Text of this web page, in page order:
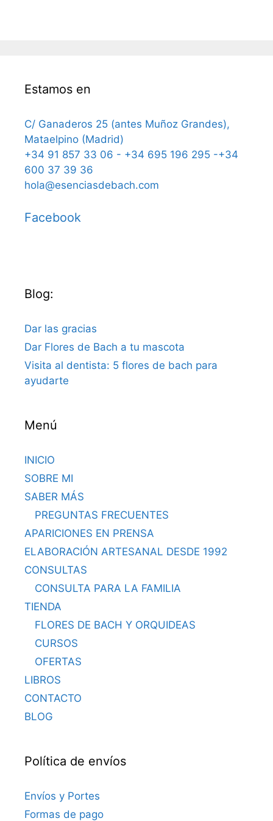
Estamos en
C/ Ganaderos 25 (antes Muñoz Grandes),
Mataelpino (Madrid)
+34 91 857 33 06 - +34 695 196 295 -+34
600 37 39 36
hola@esenciasdebach.com
Facebook
Blog:
Dar las gracias
Dar Flores de Bach a tu mascota
Visita al dentista: 5 flores de bach para
ayudarte
Menú
INICIO
SOBRE MI
SABER MÁS
PREGUNTAS FRECUENTES
APARICIONES EN PRENSA
ELABORACIÓN ARTESANAL DESDE 1992
CONSULTAS
CONSULTA PARA LA FAMILIA
TIENDA
FLORES DE BACH Y ORQUIDEAS
CURSOS
OFERTAS
LIBROS
CONTACTO
BLOG
Política de envíos
Envíos y Portes
Formas de pago